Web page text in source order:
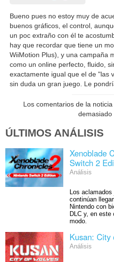
Bueno pues no estoy muy de
buenos gráficos, el control,
un poc extraño con él te
hay que recordar que tiene un
WiiMotion Plus), y una campaña
como un online perfecto, fluido,
exactamente igual que el de "las
sin duda un gran juego. Le
Los comentarios de la
demasiado
ÚLTIMOS ANÁLISIS
Xenoblade
Switch 2
Análisis
Los
continúan
Nintendo con
DLC y, en este
modo.
Kusan: City
Análisis